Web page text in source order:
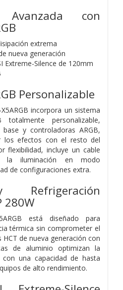
Avanzada con
extrema
nueva generación
Extreme-Silence de 120mm
Personalizable
incorpora un sistema
totalmente personalizable,
y controladoras ARGB,
los efectos con el resto del
flexibilidad, incluye un cable
la iluminación en modo
de configuraciones extra.
280W
está diseñado para
térmica sin comprometer el
HCT de nueva generación con
de aluminio optimizan la
una capacidad de hasta
de alto rendimiento.